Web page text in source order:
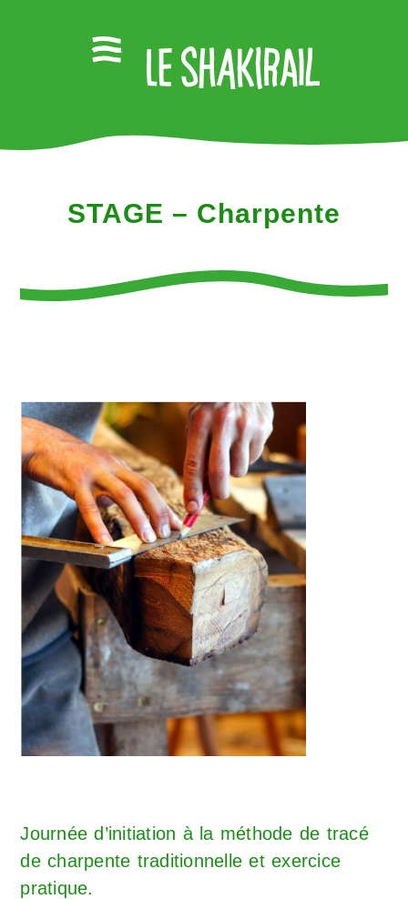
STAGE – Charpente
Journée d’initiation à la méthode de tracé
de charpente traditionnelle et exercice
pratique.